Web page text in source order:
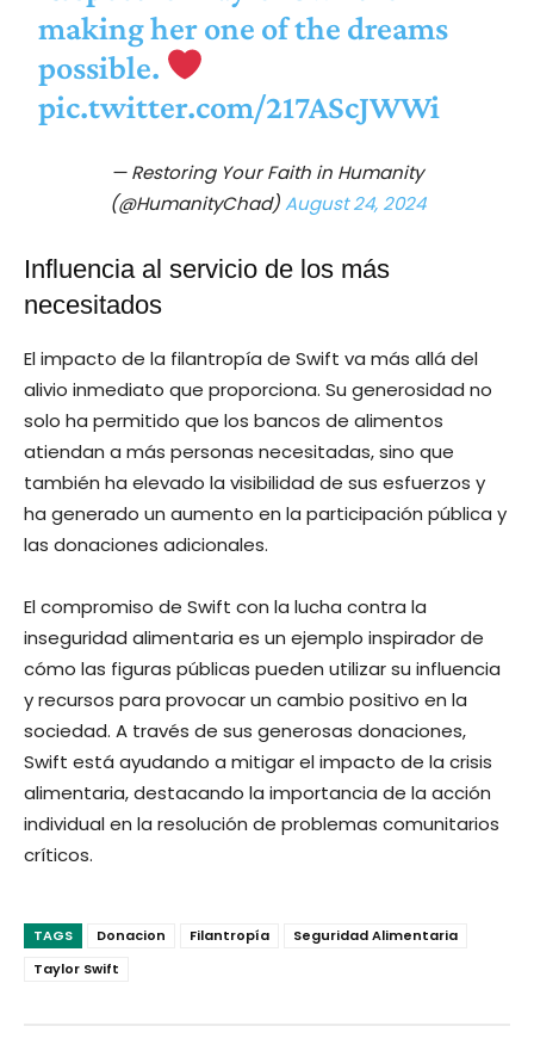
making her one of the dreams
possible.
pic.twitter.com/217AScJWWi
— Restoring Your Faith in Humanity
(@HumanityChad)August 24, 2024
Influencia al servicio de los más
necesitados
El impacto de la filantropía de Swift va más allá del
alivio inmediato que proporciona. Su generosidad no
solo ha permitido que los bancos de alimentos
atiendan a más personas necesitadas, sino que
también ha elevado la visibilidad de sus esfuerzos y
ha generado un aumento en la participación pública y
las donaciones adicionales.
El compromiso de Swift con la lucha contra la
inseguridad alimentaria es un ejemplo inspirador de
cómo las figuras públicas pueden utilizar su influencia
y recursos para provocar un cambio positivo en la
sociedad. A través de sus generosas donaciones,
Swift está ayudando a mitigar el impacto de la crisis
alimentaria, destacando la importancia de la acción
individual en la resolución de problemas comunitarios
críticos.
TAGS Donacion Filantropía
Seguridad Alimentaria
Taylor Swift